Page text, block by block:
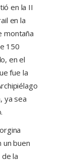
en la II
en la
montaña
150
en el
fue la
ya sea
un buen
la